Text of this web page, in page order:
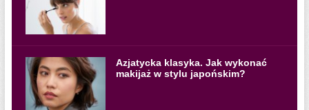
Azjatycka klasyka. Jak wykonać
makijaż w stylu japońskim?